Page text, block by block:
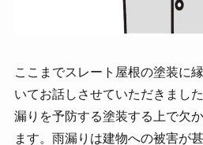
ここまでスレート屋根の塗装に
いてお話しさせていただきまし
漏りを予防する塗装する上で欠
ます。雨漏りは建物への被害が